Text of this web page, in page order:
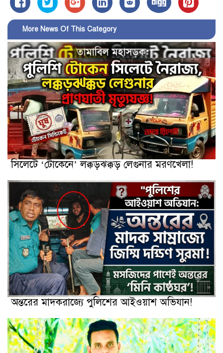
More News Of This Category
সিলেটে ‘টোকেনে’ লক্কড়ঝক্কড় লেগুনার মরণখেলা!
অন্তরের মাদকরাজ্যে পুলিশের আইওয়াশ অভিযান!